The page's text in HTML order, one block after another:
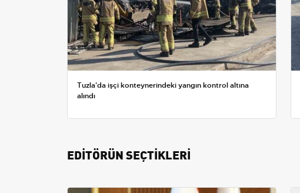
Tuzla'da işçi konteynerindeki yangın kontrol altına
alındı
EDİTÖRÜN SEÇTİKLERİ